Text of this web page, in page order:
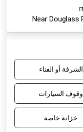
الشرفة أو الفناء
وقوف السيارات
خزانة خاصة